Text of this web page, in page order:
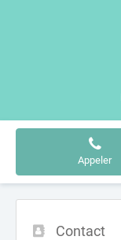
Appeler
Contact